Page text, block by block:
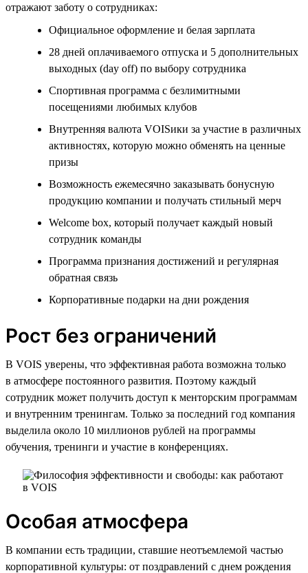
отражают заботу о сотрудниках:
Официальное оформление и белая зарплата
28 дней оплачиваемого отпуска и 5 дополнительных
выходных (day off) по выбору сотрудника
Спортивная программа с безлимитными
посещениями любимых клубов
Внутренняя валюта VOISики за участие в различных
активностях, которую можно обменять на ценные
призы
Возможность ежемесячно заказывать бонусную
продукцию компании и получать стильный мерч
Welcome box, который получает каждый новый
сотрудник команды
Программа признания достижений и регулярная
обратная связь
Корпоративные подарки на дни рождения
Рост без ограничений
В VOIS уверены, что эффективная работа возможна только
в атмосфере постоянного развития. Поэтому каждый
сотрудник может получить доступ к менторским программам
и внутренним тренингам. Только за последний год компания
выделила около 10 миллионов рублей на программы
обучения, тренинги и участие в конференциях.
Особая атмосфера
В компании есть традиции, ставшие неотъемлемой частью
корпоративной культуры: от поздравлений с днем рождения